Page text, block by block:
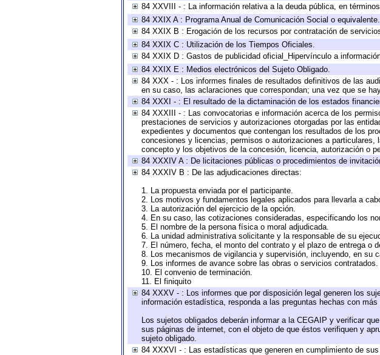
84 XXVIII - : La información relativa a la deuda pública, en
84 XXIX A : Programa Anual de Comunicación Social o equivalente.
84 XXIX B : Erogación de los recursos por contratación de
84 XXIX C : Utilización de los Tiempos Oficiales.
84 XXIX D : Gastos de publicidad oficial_Hipervínculo a
84 XXIX E : Medios electrónicos del Sujeto Obligado.
84 XXX - : Los informes finales de resultados definitivos de las
en su caso, las aclaraciones que correspondan; una vez que se
84 XXXI - : El resultado de la dictaminación de los estados
84 XXXIII - : Las convocatorias e información acerca de los
prestaciones de servicios y autorizaciones otorgadas por las
expedientes y documentos que contengan los resultados de los
concesiones y licencias, permisos o autorizaciones a particulares,
concepto y los objetivos de la concesión, licencia, autorización o
84 XXXIV A : De licitaciones públicas o procedimientos de
84 XXXIV B : De las adjudicaciones directas:
1. La propuesta enviada por el participante.
2. Los motivos y fundamentos legales aplicados para llevarla a
3. La autorización del ejercicio de la opción.
4. En su caso, las cotizaciones consideradas, especificando los
5. El nombre de la persona física o moral adjudicada.
6. La unidad administrativa solicitante y la responsable de su
7. El número, fecha, el monto del contrato y el plazo de entrega o
8. Los mecanismos de vigilancia y supervisión, incluyendo, en su
9. Los informes de avance sobre las obras o servicios contratados.
10. El convenio de terminación.
11. El finiquito
84 XXXV - : Los informes que por disposición legal generen los
información estadística, responda a las preguntas hechas con
Los sujetos obligados deberán informar a la CEGAIP y verificar
sus páginas de internet, con el objeto de que éstos verifiquen y
sujeto obligado.
84 XXXVI - : Las estadísticas que generen en cumplimiento de